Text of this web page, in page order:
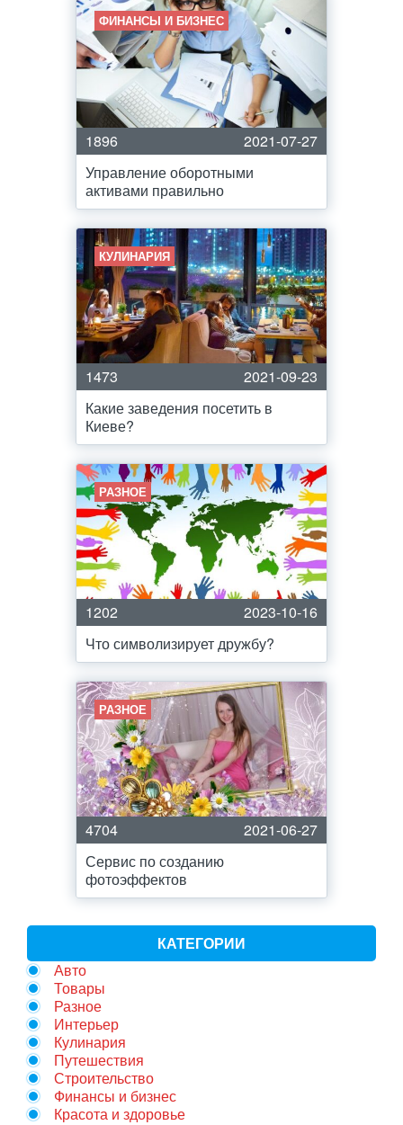
ФИНАНСЫ И БИЗНЕС
1896
2021-07-27
Управление оборотными
активами правильно
КУЛИНАРИЯ
1473
2021-09-23
Какие заведения посетить в
Киеве?
РАЗНОЕ
1202
2023-10-16
Что символизирует дружбу?
РАЗНОЕ
4704
2021-06-27
Сервис по созданию
фотоэффектов
КАТЕГОРИИ
Авто
Товары
Разное
Интерьер
Кулинария
Путешествия
Строительство
Финансы и бизнес
Красота и здоровье